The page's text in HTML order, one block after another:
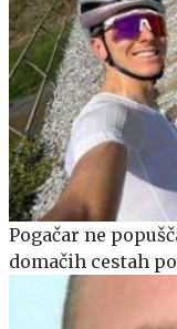
Pogačar ne
domačih cestah